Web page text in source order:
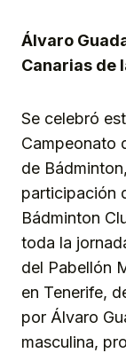
Álvaro
Canarias de
Se celebró
Campeonato
de
participación
Bádminton
toda la
del Pabellón
en Tenerife,
por Álvaro
masculina,